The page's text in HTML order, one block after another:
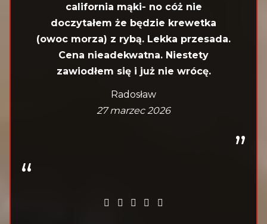
california mąki- no cóż nie
doczytałem że będzie krewetka
(owoc morza) z rybą. Lekka przesada.
Cena nieadekwatna. Niestety
zawiodłem się i już nie wrócę.
Radosław
27 marzec 2026